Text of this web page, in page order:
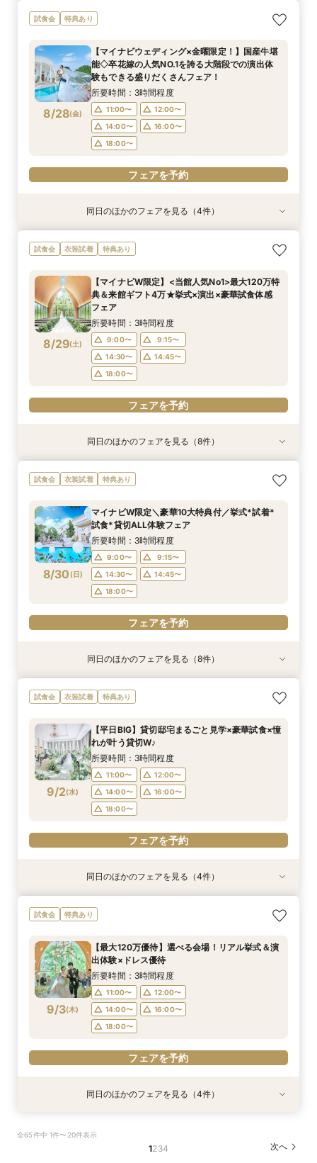
8/27(木)
【初めての見学にオススメ】見積りまでしっかり
相談★全館見学
11:00〜
12:00〜
14:00〜
16:00〜
18:00〜
フェアを予約
8/27(木)
【遠方の方◎オンライン相談会】スマホで簡単！
豪華5大特典付き
11:00〜
13:00〜
14:00〜
16:00〜
18:00〜
フェアを予約
8/27(木)
【10名～会食プラン】貸切邸宅で叶える少人数ウ
エディング相談会
11:00〜
12:00〜
14:00〜
16:00〜
18:00〜
フェアを予約
8/27(木)
【フォト・ベビー服選べる特典有】安心マタニ
ティ相談会
11:00〜
12:00〜
14:00〜
16:00〜
18:00〜
フェアを予約
試食会 特典あり
8/28(金)
【マイナビウェディング×金曜限定！】国産牛堪
能◇卒花嫁の人気NO.1を誇る大階段での演出体
験もできる盛りだくさんフェア！
所要時間：3時間程度
11:00〜
12:00〜
14:00〜
16:00〜
18:00〜
フェアを予約
特典あり
8/28(金)
【初めての見学にオススメ】見積りまでしっかり
相談★全館見学
11:00〜
12:00〜
14:00〜
18:00〜
フェアを予約
8/28(金)
【遠方の方◎オンライン相談会】スマホで簡単！
豪華5大特典付き
11:00〜
13:00〜
14:00〜
18:00〜
フェアを予約
特典あり
8/28(金)
【10名～会食プラン】貸切邸宅で叶える少人数ウ
エディング相談会
11:00〜
12:00〜
14:00〜
18:00〜
フェアを予約
特典あり
8/28(金)
【フォト・ベビー服選べる特典有】安心マタニ
ティ相談会
11:00〜
12:00〜
14:00〜
18:00〜
フェアを予約
同日のほかのフェアを見る（4件）
試食会 衣装試着 特典あり
8/29(土)
【マイナビW限定】<当館人気No1>最大120万特
典＆来館ギフト4万★挙式×演出×豪華試食体感
フェア
所要時間：3時間程度
9:00〜
9:15〜
14:30〜
14:45〜
18:00〜
フェアを予約
特典あり 動画あり
8/29(土 )
＜初めての式場見学＞心躍る花嫁の第一歩♪ゆっ
たり相談＆見学会
9:00〜
9:15〜
14:30〜
14:45〜
18:00〜
フェアを予約
特典あり
8/29(土 )
【特別婚】マタニティ婚＆パパママキッズ婚に◎
準備安心相談会*
9:00〜
9:15〜
14:30〜
14:45〜
18:00〜
フェアを予約
特典あり
8/29(土 )
【料理重視の方◎】シェフ渾身コース試食＆おも
てなし料理特典
9:00〜
9:15〜
14:30〜
14:45〜
18:00〜
フェアを予約
8/29(土 )
【60分クイックフェア】会場見学＆相談会*初見
学にも◎
9:00〜
9:15〜
14:30〜
14:45〜
18:00〜
フェアを予約
特典あり
8/29(土 )
【全館OK】大切な”ペット”と過ごす挙式＆披露
宴フェア
9:00〜
9:15〜
14:30〜
14:45〜
18:00〜
フェアを予約
8/29(土 )
【遠方の方◎オンライン相談会】スマホで簡単！
豪華5大特典付き
9:00〜
9:15〜
14:30〜
14:45〜
18:00〜
フェアを予約
特典あり
8/29(土 )
【10名～会食プラン】貸切邸宅で叶える少人数ウ
エディング相談会
9:00〜
9:15〜
14:15〜
14:30〜
18:00〜
フェアを予約
特典あり
8/29(土 )
【カメラマン指名可】テーマ設定で叶える充実の
フォト婚フェア
9:00〜
9:15〜
14:30〜
14:45〜
18:00〜
フェアを予約
同日のほかのフェアを見る（8件）
試食会 衣装試着 特典あり
8/30 (日)
マイナビW限定＼豪華10大特典付／挙式*試着*
試食*貸切ALL体験フェア
所要時間：3時間程度
9:00〜
9:15〜
14:30〜
14:45〜
18:00〜
フェアを予約
特典あり 動画あり
8/30(日)
＜初めての式場見学＞心躍る花嫁の第一歩♪ゆっ
たり相談＆見学会
9:00〜
14:30〜
14:45〜
18:00〜
フェアを予約
特典あり
8/30(日)
【特別婚】マタニティ婚＆パパママキッズ婚に◎
準備安心相談会*
9:00〜
14:30〜
14:45〜
18:00〜
フェアを予約
特典あり
8/30(日)
【料理重視の方◎】シェフ渾身コース試食＆おも
てなし料理特典
9:00〜
14:30〜
14:45〜
18:00〜
フェアを予約
8/30(日)
【60分クイックフェア】会場見学＆相談会*初見
学にも◎
9:00〜
14:30〜
14:45〜
18:00〜
フェアを予約
特典あり
8/30(日)
【全館OK】大切な”ペット”と過ごす挙式＆披露
宴フェア
9:00〜
14:30〜
14:45〜
18:00〜
フェアを予約
8/30(日)
【遠方の方◎オンライン相談会】スマホで簡単！
豪華5大特典付き
9:00〜
14:30〜
14:45〜
18:00〜
フェアを予約
特典あり
8/30(日)
【10名～会食プラン】貸切邸宅で叶える少人数ウ
エディング相談会
9:00〜
14:15〜
14:30〜
18:00〜
フェアを予約
特典あり
8/30(日)
【カメラマン指名可】テーマ設定で叶える充実の
フォト婚フェア
9:00〜
14:30〜
14:45〜
18:00〜
フェアを予約
同日のほかのフェアを見る（8件）
試食会 衣装試着 特典あり
9/2(水)
【平日BIG】貸切邸宅まるごと見学×豪華試食×憧
れが叶う貸切W♪
所要時間：3時間程度
11:00〜
12:00〜
14:00〜
16:00〜
18:00〜
フェアを予約
特典あり
9/2(水)
【初めての見学にオススメ】見積りまでしっかり
相談★全館見学
11:00〜
12:00〜
14:00〜
16:00〜
18:00〜
フェアを予約
9/2(水)
【遠方の方◎オンライン相談会】スマホで簡単！
豪華5大特典付き
11:00〜
13:00〜
14:00〜
16:00〜
18:00〜
フェアを予約
特典あり
9/2(水)
【10名～会食プラン】貸切邸宅で叶える少人数ウ
エディング相談会
11:00〜
12:00〜
14:00〜
16:00〜
18:00〜
フェアを予約
特典あり
9/2(水)
【フォト・ベビー服選べる特典有】安心マタニ
ティ相談会
11:00〜
12:00〜
14:00〜
16:00〜
18:00〜
フェアを予約
同日のほかのフェアを見る（4件）
試食会 特典あり
9/3(木)
【最大120万優待】選べる会場！リアル挙式＆演
出体験×ドレス優待
所要時間：3時間程度
11:00〜
12:00〜
14:00〜
16:00〜
18:00〜
フェアを予約
特典あり
相談★全館見学
豪華5大特典付き
特典あり
エディング相談会
特典あり
ティ相談会
同日のほかのフェアを見る（4件）
全65件中 1件〜20件表示
1234 次へ